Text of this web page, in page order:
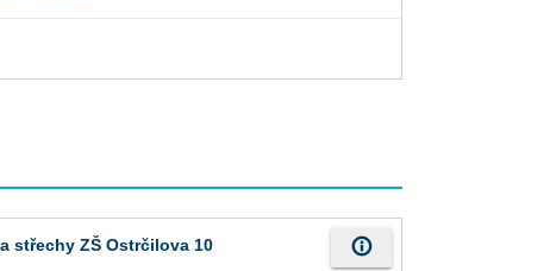
střechy ZŠ Ostrčilova 10 info_outline